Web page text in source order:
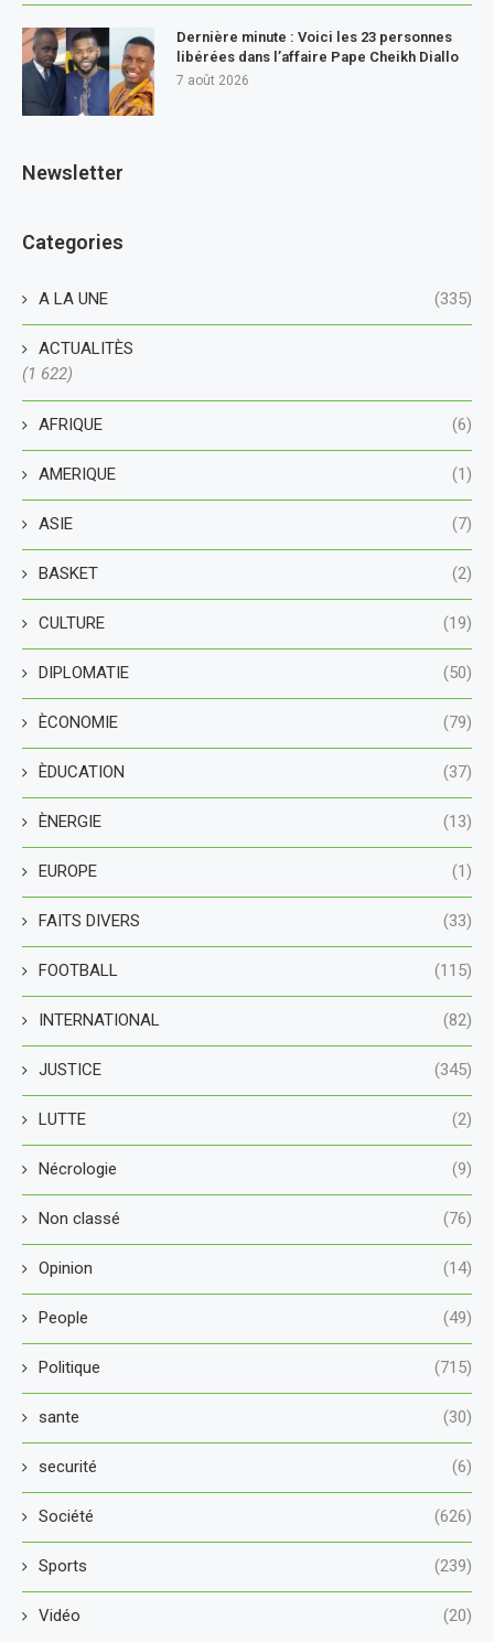
Dernière minute : Voici les 23 personnes
libérées dans l’affaire Pape Cheikh Diallo
7 août 2026
Newsletter
Categories
A LA UNE (335)
ACTUALITÈS
(1 622)
AFRIQUE (6)
AMERIQUE (1)
ASIE (7)
BASKET (2)
CULTURE (19)
DIPLOMATIE (50)
ÈCONOMIE (79)
ÈDUCATION (37)
ÈNERGIE (13)
EUROPE (1)
FAITS DIVERS (33)
FOOTBALL (115)
INTERNATIONAL (82)
JUSTICE (345)
LUTTE (2)
Nécrologie (9)
Non classé (76)
Opinion (14)
People (49)
Politique (715)
sante (30)
securité (6)
Société (626)
Sports (239)
Vidéo (20)